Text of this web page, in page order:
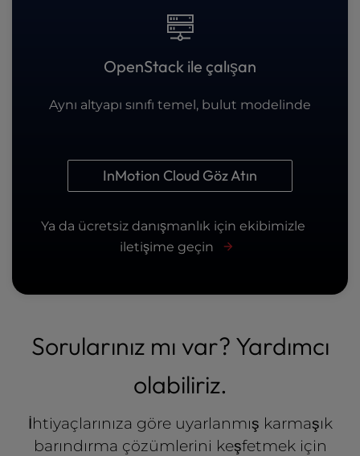
OpenStack ile çalışan
Aynı altyapı sınıfı temel, bulut modelinde
InMotion Cloud Göz Atın
Ya da ücretsiz danışmanlık için ekibimizle
iletişime geçin
Sorularınız mı var? Yardımcı
olabiliriz.
İhtiyaçlarınıza göre uyarlanmış karmaşık
barındırma çözümlerini keşfetmek için